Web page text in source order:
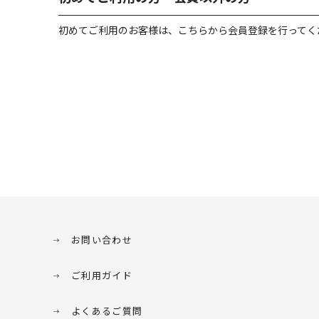
初めてご利用のお客様は、こちらから会員登録を行って
お問い合わせ
ご利用ガイド
よくあるご質問